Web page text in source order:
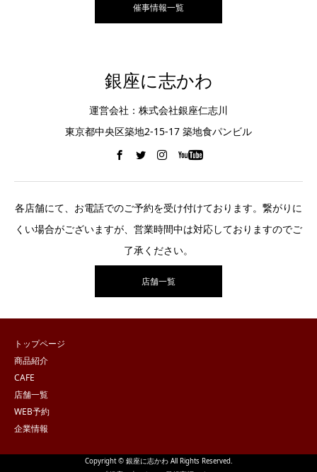
催事情報一覧
銀座に志かわ
運営会社：株式会社銀座仁志川
東京都中央区築地2-15-17 築地食パンビル
各店舗にて、お電話でのご予約を受け付けております。繋がりに
くい場合がございますが、営業時間中は対応しておりますのでご
了承ください。
店舗一覧
トップページ
商品紹介
CAFE
店舗一覧
WEB予約
企業情報
Copyright © 銀座に志かわ All Rights Reserved.